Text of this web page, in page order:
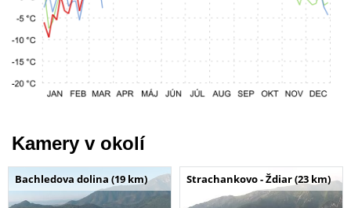
Kamery v okolí
Bachledova dolina (19 km) Strachankovo - Ždiar (23 km)